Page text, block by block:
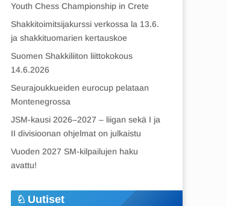
Youth Chess Championship in Crete
Shakkitoimitsijakurssi verkossa la 13.6.
ja shakkituomarien kertauskoe
Suomen Shakkiliiton liittokokous
14.6.2026
Seurajoukkueiden eurocup pelataan
Montenegrossa
JSM-kausi 2026–2027 – liigan sekä I ja
II divisioonan ohjelmat on julkaistu
Vuoden 2027 SM-kilpailujen haku
avattu!
Uutiset